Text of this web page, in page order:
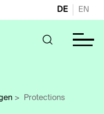
DE EN
> Protections